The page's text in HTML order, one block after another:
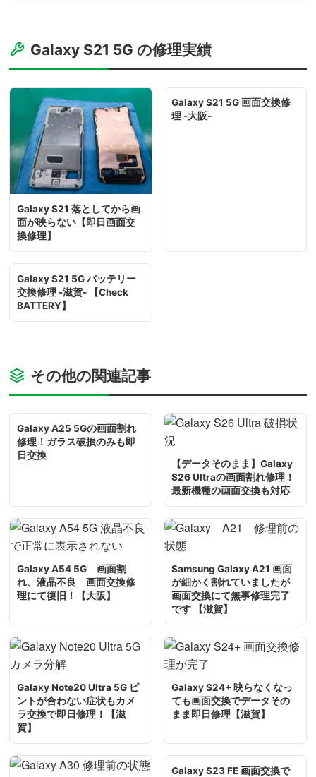
Galaxy S21 5G の修理実績
Galaxy S21 落としてから画
面が映らない【即日画面交
換修理】
Galaxy S21 5G 画面交換修
理 -大阪-
Galaxy S21 5G バッテリー
交換修理 -滋賀- 【Check
BATTERY】
その他の関連記事
Galaxy A25 5Gの画面割れ
修理！ガラス破損のみも即
日交換
【データそのまま】Galaxy
S26 Ultraの画面割れ修理！
最新機種の画面交換も対応
Galaxy A54 5G 画面割
れ、液晶不良 画面交換修
理にて復旧！【大阪】
Samsung Galaxy A21 画面
が細かく割れていましたが
画面交換にて無事修理完了
です 【滋賀】
Galaxy Note20 Ultra 5G ピ
ントが合わない症状もカメ
ラ交換で即日修理！【滋
賀】
Galaxy S24+ 映らなくなっ
ても画面交換でデータその
まま即日修理【滋賀】
Galaxy S23 FE 画面交換で